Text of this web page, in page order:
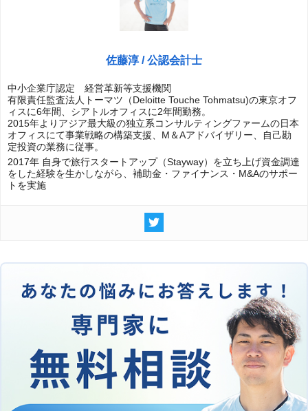
佐藤淳 / 公認会計士
中小企業庁認定 経営革新等支援機関
有限責任監査法人トーマツ（Deloitte Touche Tohmatsu)の東京オフ
ィスに6年間、シアトルオフィスに2年間勤務。
2015年よりアジア最大級の独立系コンサルティングファームの日本
オフィスにて事業戦略の構築支援、M＆Aアドバイザリー、自己勘
定投資の業務に従事。
2017年 自身で旅行スタートアップ（Stayway）を立ち上げ資金調達
をした経験を生かしながら、補助金・ファイナンス・M&Aのサポー
トを実施